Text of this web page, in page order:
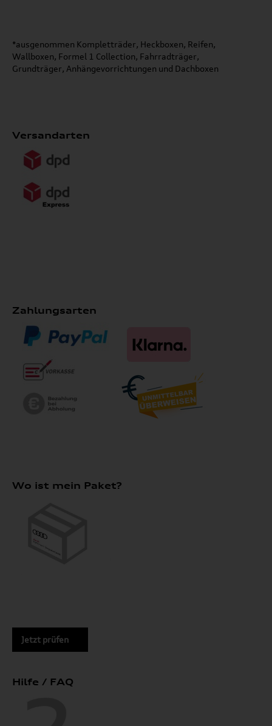
*ausgenommen Kompletträder, Heckboxen, Reifen,
Wallboxen, Formel 1 Collection, Fahrradträger,
Grundträger, Anhängevorrichtungen und Dachboxen
Versandarten
Zahlungsarten
Wo ist mein Paket?
Jetzt prüfen
Hilfe / FAQ